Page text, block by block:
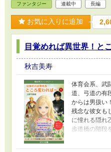
ファンタジー 連載中 長編
お気に入りに追加
目覚めれば異世界！と
秋吉美寿
体育会系、武
道、弓道の有
からは男扱い
残念な彼女も
に憧れる隠れ
歩道橋の階段
覚めると自分
様…なにこれ